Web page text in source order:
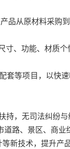
从原材料采购到
寸、功能、材质
套等项目，以快
，无司法纠纷与
路、景区、商业
新技术，提升产品